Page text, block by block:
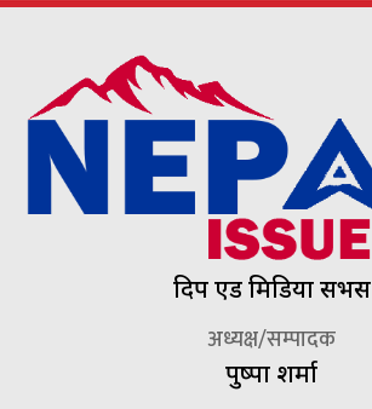
दिप एड मिडिया सर्भिस
अध्यक्ष/सम्पादक
पुष्पा शर्मा